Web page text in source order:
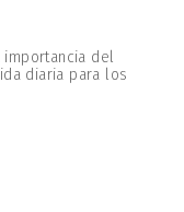
del
diaria para los